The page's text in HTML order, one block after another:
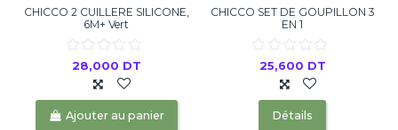
CHICCO 2 CUILLERE SILICONE,
6M+ Vert
28,000 DT
Ajouter au panier
CHICCO SET DE GOUPILLON 3
EN 1
25,600 DT
Détails